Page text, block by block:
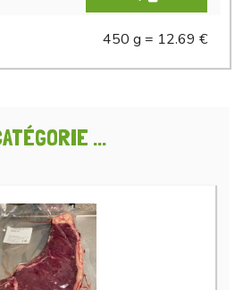
450 g = 12.69 €
...